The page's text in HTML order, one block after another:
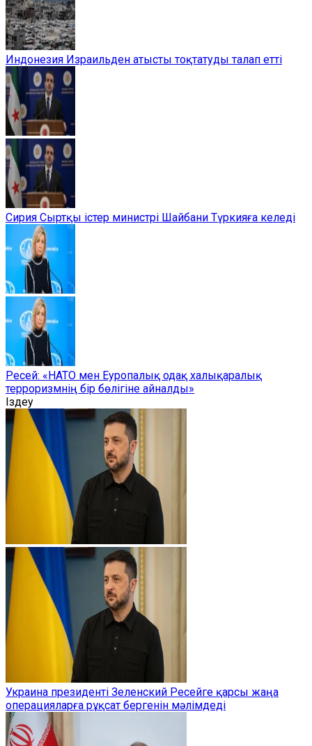
Индонезия Израильден атысты тоқтатуды талап етті
Сирия Сыртқы істер министрі Шайбани Түркияға келеді
Ресей: «НАТО мен Еуропалық одақ халықаралық
терроризмнің бір бөлігіне айналды»
Іздеу
Украина президенті Зеленский Ресейге қарсы жаңа
операцияларға рұқсат бергенін мәлімдеді